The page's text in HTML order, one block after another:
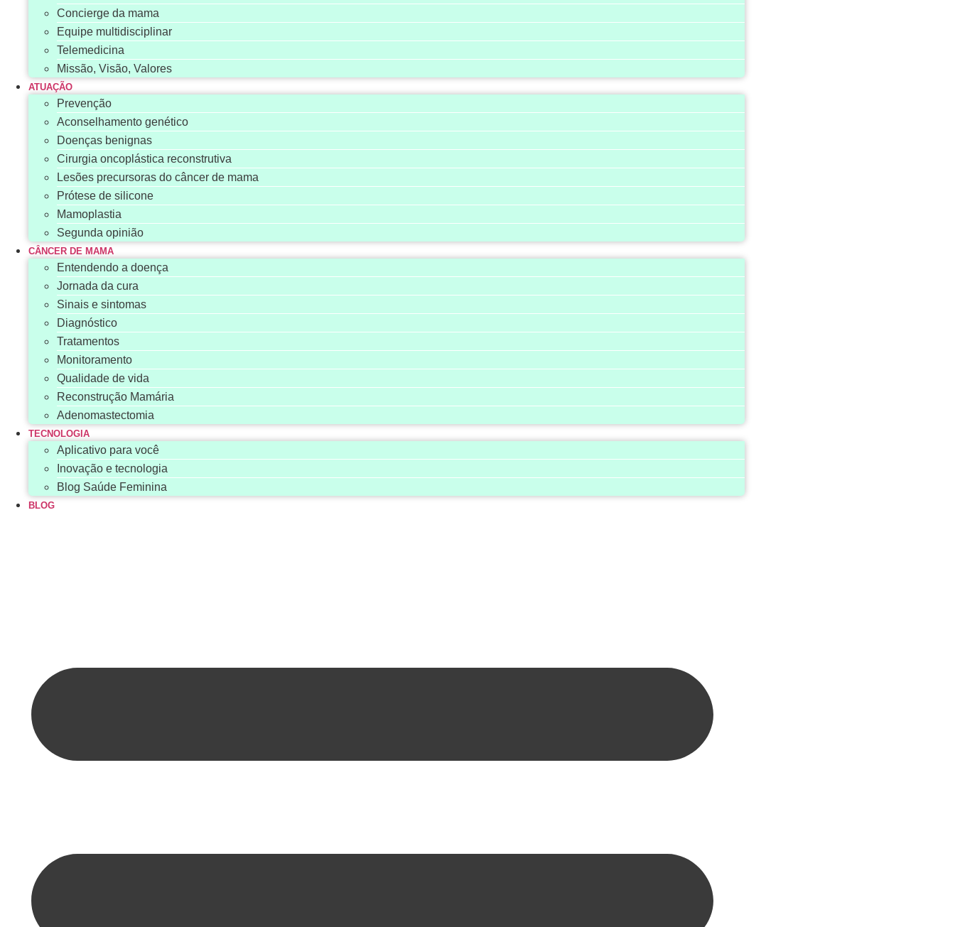
Concierge da mama
Equipe multidisciplinar
Telemedicina
Missão, Visão, Valores
ATUAÇÃO
Prevenção
Aconselhamento genético
Doenças benignas
Cirurgia oncoplástica reconstrutiva
Lesões precursoras do câncer de mama
Prótese de silicone
Mamoplastia
Segunda opinião
CÂNCER DE MAMA
Entendendo a doença
Jornada da cura
Sinais e sintomas
Diagnóstico
Tratamentos
Monitoramento
Qualidade de vida
Reconstrução Mamária
Adenomastectomia
TECNOLOGIA
Aplicativo para você
Inovação e tecnologia
Blog Saúde Feminina
BLOG